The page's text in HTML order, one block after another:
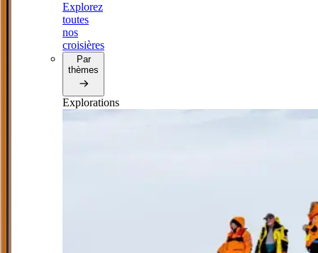
Explorez
toutes
nos
croisières
Par
thèmes
Explorations